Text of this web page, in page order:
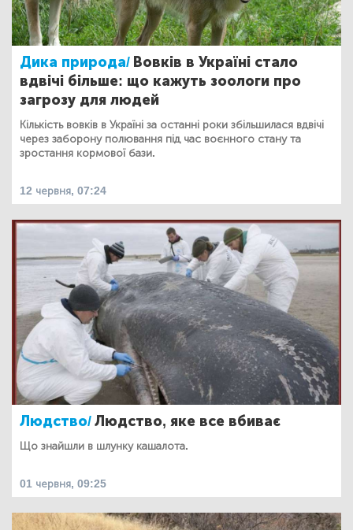
Дика природа/ Вовків в Україні стало
вдвічі більше: що кажуть зоологи про
загрозу для людей
Кількість вовків в Україні за останні роки збільшилася вдвічі
через заборону полювання під час воєнного стану та
зростання кормової бази.
12 червня, 07:24
Людство/Людство, яке все вбиває
Що знайшли в шлунку кашалота.
01 червня, 09:25